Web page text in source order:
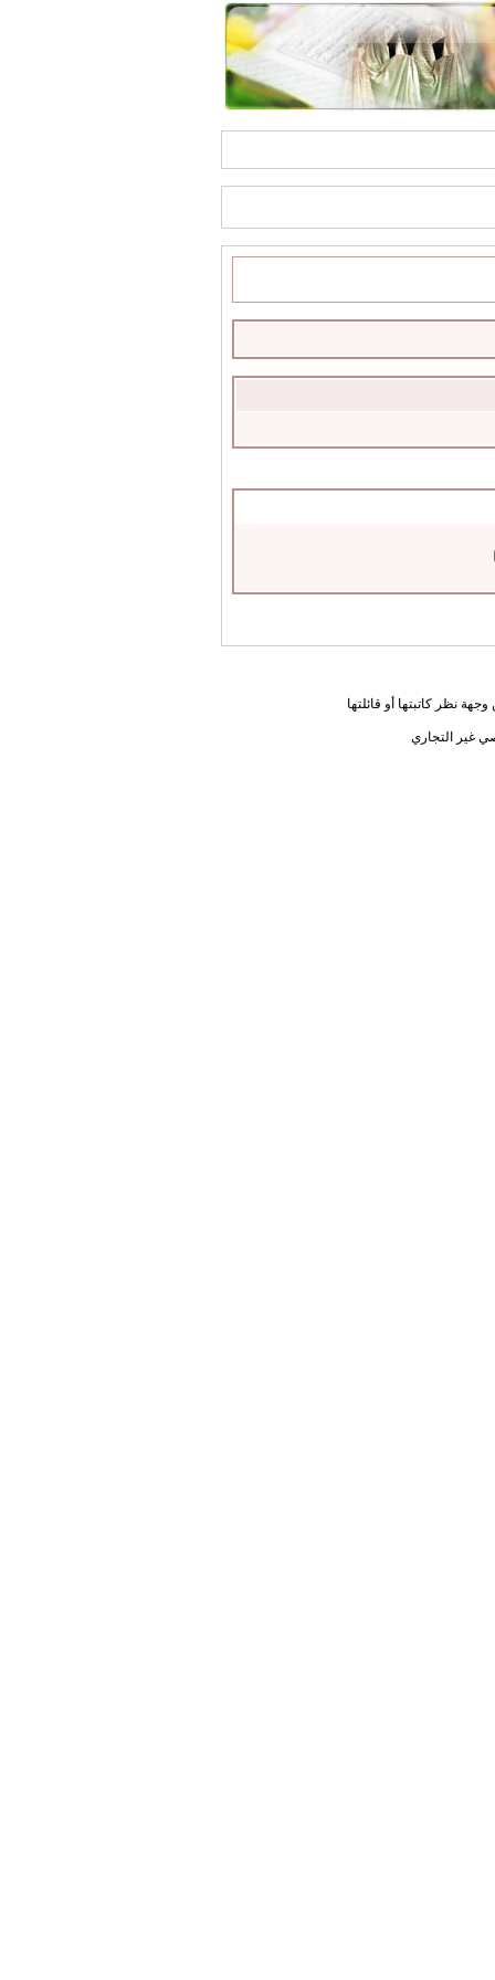
نظر كاتبتها أو قائلتها
غير التجاري